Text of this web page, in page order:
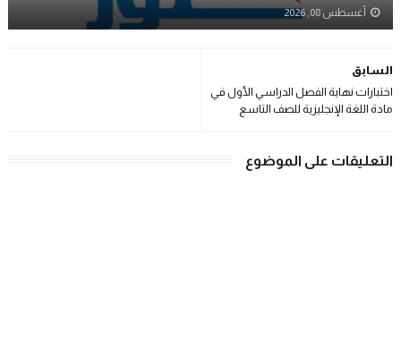
أغسطس 08, 2026
السابق
اختبارات نهاية الفصل الدراسي الأول في
مادة اللغة الإنجليزية للصف التاسع
التعليقات على الموضوع